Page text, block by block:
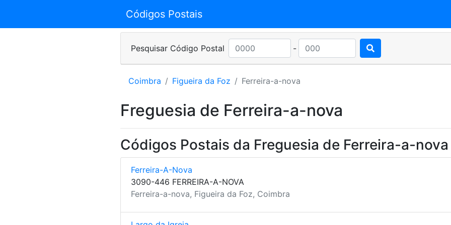
Códigos Postais
Pesquisar Código Postal -
Coimbra Figueira da Foz Ferreira-a-nova
Freguesia de Ferreira-a-nova
Códigos Postais da Freguesia de Ferreira-a-nova
Ferreira-A-Nova
3090-446 FERREIRA-A-NOVA
Ferreira-a-nova, Figueira da Foz, Coimbra